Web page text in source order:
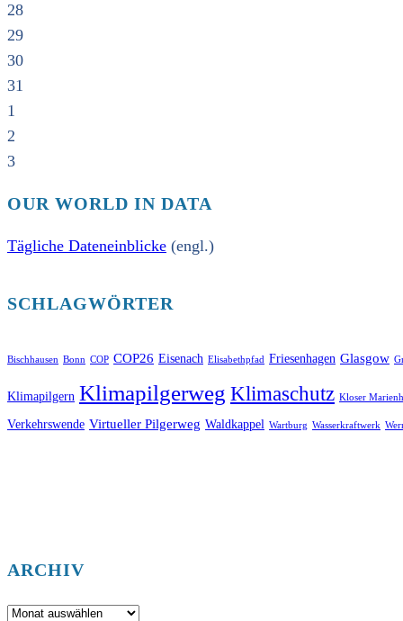
28
29
30
31
1
2
3
OUR WORLD IN DATA
Tägliche Dateneinblicke (engl.)
SCHLAGWÖRTER
Bischhausen Bonn COP COP26 Eisenach Elisabethpfad Friesenhagen Glasgow
Klimapilgern Klimapilgerweg Klimaschutz Kloser
Verkehrswende Virtueller Pilgerweg Waldkappel Wartburg Wasserkraftwerk
ARCHIV
Archiv